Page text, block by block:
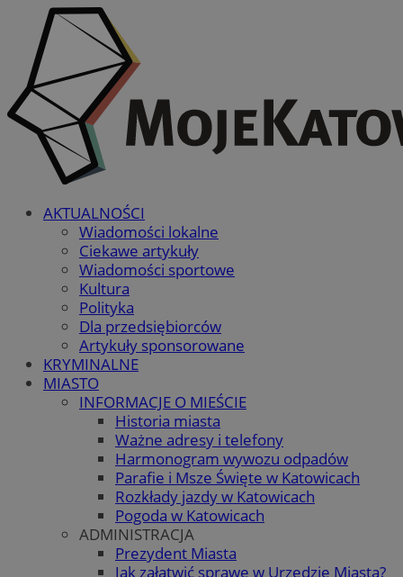
AKTUALNOŚCI
Wiadomości lokalne
Ciekawe artykuły
Wiadomości sportowe
Kultura
Polityka
Dla przedsiębiorców
Artykuły sponsorowane
KRYMINALNE
MIASTO
INFORMACJE O MIEŚCIE
Historia miasta
Ważne adresy i telefony
Harmonogram wywozu odpadów
Parafie i Msze Święte w Katowicach
Rozkłady jazdy w Katowicach
Pogoda w Katowicach
ADMINISTRACJA
Prezydent Miasta
Jak załatwić sprawę w Urzędzie Miasta?